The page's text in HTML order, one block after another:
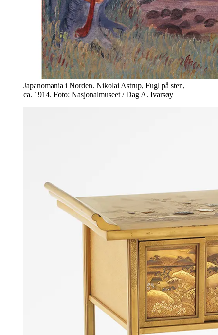
Japanomania i Norden. Nikolai Astrup, Fugl på sten,
ca. 1914. Foto: Nasjonalmuseet / Dag A. Ivarsøy